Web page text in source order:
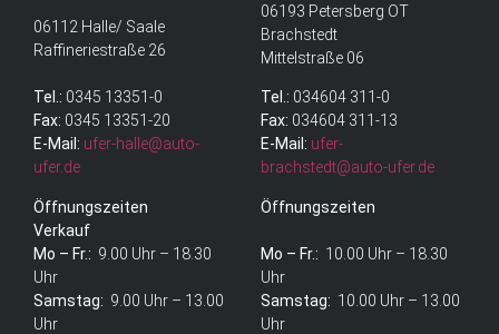
06112 Halle/ Saale
Raffineriestraße 26
Tel.: 0345 13351-0
Fax: 0345 13351-20
E-Mail: ufer-halle@auto-
ufer.de
Öffnungszeiten
Verkauf
Mo – Fr.: 9.00 Uhr – 18.30
Uhr
Samstag: 9.00 Uhr – 13.00
Uhr
06193 Petersberg OT
Brachstedt
Mittelstraße 06
Tel.: 034604 311-0
Fax: 034604 311-13
E-Mail: ufer-
brachstedt@auto-ufer.de
Öffnungszeiten
Mo – Fr.: 10.00 Uhr – 18.30
Uhr
Samstag: 10.00 Uhr – 13.00
Uhr